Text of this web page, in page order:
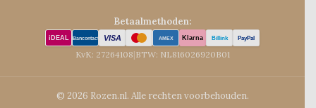
Betaalmethoden:
iDEAL Bancontact VISA AMEX Klarna Billink PayPal
KvK: 27264108|BTW: NL816026920B01
© 2026 Rozen.nl. Alle rechten voorbehouden.